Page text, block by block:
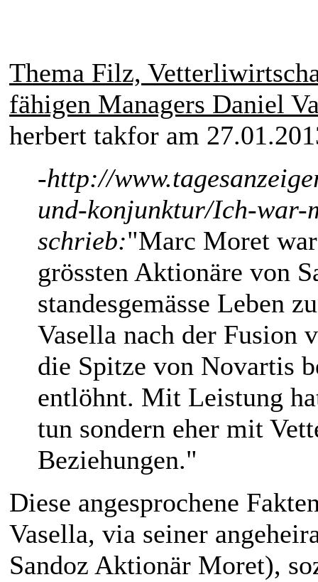
Thema Filz,
fähigen Managers Daniel
herbert takfor am
-http://
und-konjunktur/Ich-war-
schrieb:"Marc Moret
grössten Aktionäre von
standesgemässe Leben
Vasella nach der Fusion
die Spitze von Novartis
entlöhnt. Mit Leistung
tun sondern eher mit
Beziehungen."
Diese angesprochene
Vasella, via seiner
Sandoz Aktionär Moret),